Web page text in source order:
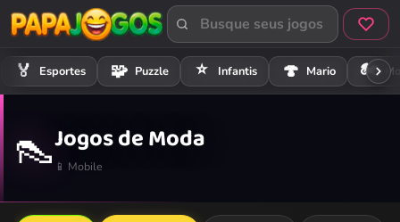
🏅 Esportes 🧩 Puzzle ⭐ Infantis 🍄 Mario 🏍️
👠Jogos de Moda
📱 Mobile